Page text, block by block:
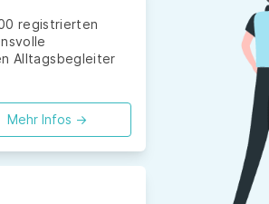
registrierten
Alltagsbegleiter
Mehr Infos ->